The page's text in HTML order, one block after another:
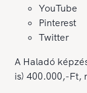
YouTube
Pinterest
Twitter
A Haladó
is) 400.000,-Ft,